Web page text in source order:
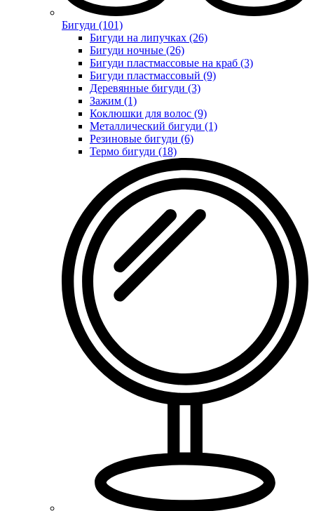
Бигуди (101)
Бигуди на липучках (26)
Бигуди ночные (26)
Бигуди пластмассовые на краб (3)
Бигуди пластмассовый (9)
Деревянные бигуди (3)
Зажим (1)
Коклюшки для волос (9)
Металлический бигуди (1)
Резиновые бигуди (6)
Термо бигуди (18)